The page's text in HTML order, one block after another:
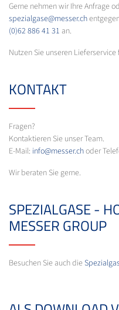
Gerne nehmen wir Ihre Anfrage
spezialgase@messer.ch
(0)62 886 41 31 an.
Nutzen Sie unseren
KONTAKT
Fragen?
Kontaktieren Sie unser Team.
E-Mail: info@messer.choder
Wir beraten Sie gerne.
SPEZIALGASE -
MESSER GROUP
Besuchen Sie auch die